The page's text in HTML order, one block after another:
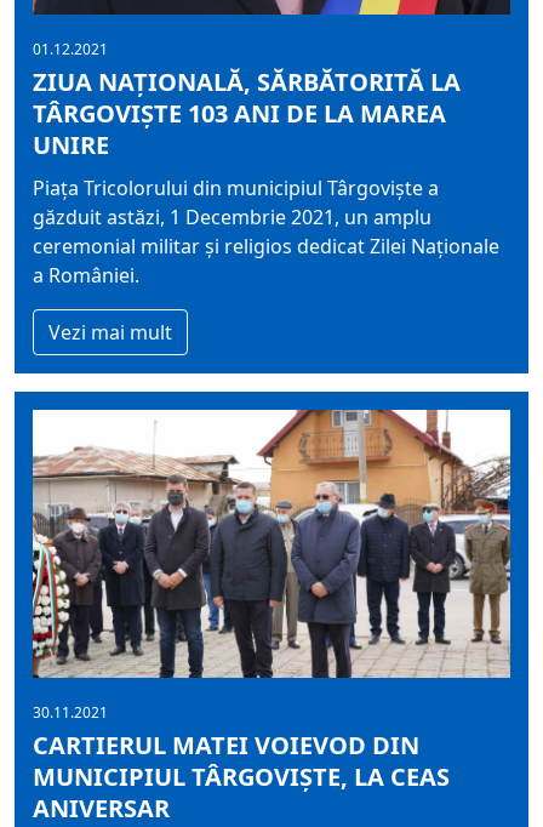
01.12.2021
ZIUA NAȚIONALĂ, SĂRBĂTORITĂ LA
TÂRGOVIȘTE 103 ANI DE LA MAREA
UNIRE
Piața Tricolorului din municipiul Târgoviște a
găzduit astăzi, 1 Decembrie 2021, un amplu
ceremonial militar și religios dedicat Zilei Naționale
a României.
Vezi mai mult
30.11.2021
CARTIERUL MATEI VOIEVOD DIN
MUNICIPIUL TÂRGOVIȘTE, LA CEAS
ANIVERSAR